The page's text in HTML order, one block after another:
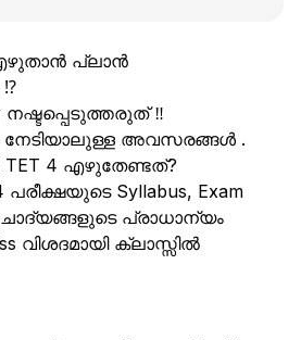
എഴുതാൻ പ്ലാൻ
നഷ്ടപ്പെടുത്തരുത് ‼️
നേടിയാലുള്ള അവസരങ്ങൾ .
4 എഴുതേണ്ടത്?
പരീക്ഷയുടെ Syllabus, Exam
പ്രാധാന്യം
വിശദമായി ക്ലാസ്സിൽ